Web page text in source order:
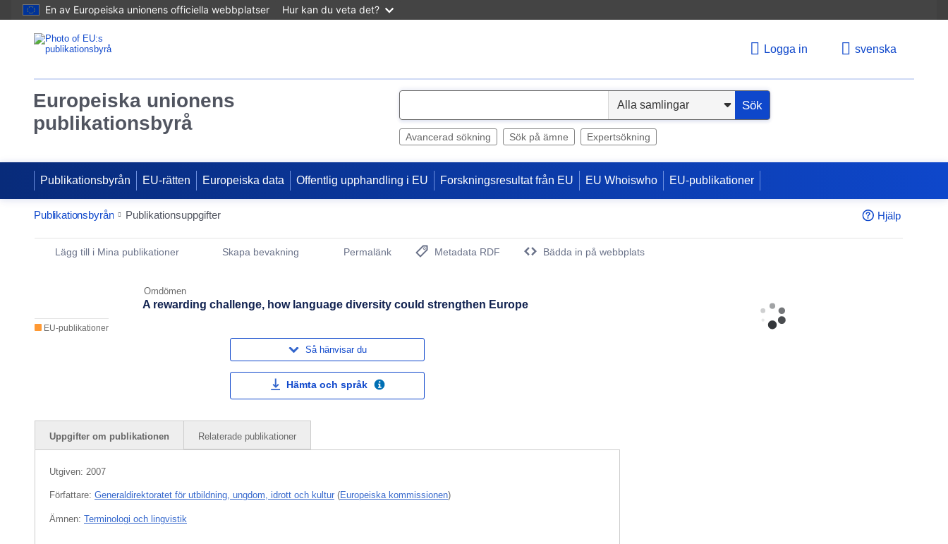
En av Europeiska unionens officiella webbplatser Hur kan du veta det?
Logga in svenska
Europeiska unionens
publikationsbyrå
e
Sök
Avancerad sökning Sök på ämne Expertsökning
Publikationsbyrån EU-rätten Europeiska data Offentlig upphandling i EU Forskningsresultat från EU EU Whoiswho EU-publikationer
Publikationsbyrån Publikationsuppgifter Hjälp
Publication Detail Actions Portlet
Lägg till i Mina publikationer Skapa bevakning Permalänk
Metadata RDF
Bädda in på webbplats
Omdömen
EU-publikationer
A rewarding challenge, how language diversity could strengthen Europe
Så hänvisar du
Hämta och språk
Uppgifter om publikationen Relaterade publikationer
Utgiven: 2007
Författare: Generaldirektoratet för utbildning, ungdom, idrott och kultur (Europeiska kommissionen)
Ämnen: Terminologi och lingvistik